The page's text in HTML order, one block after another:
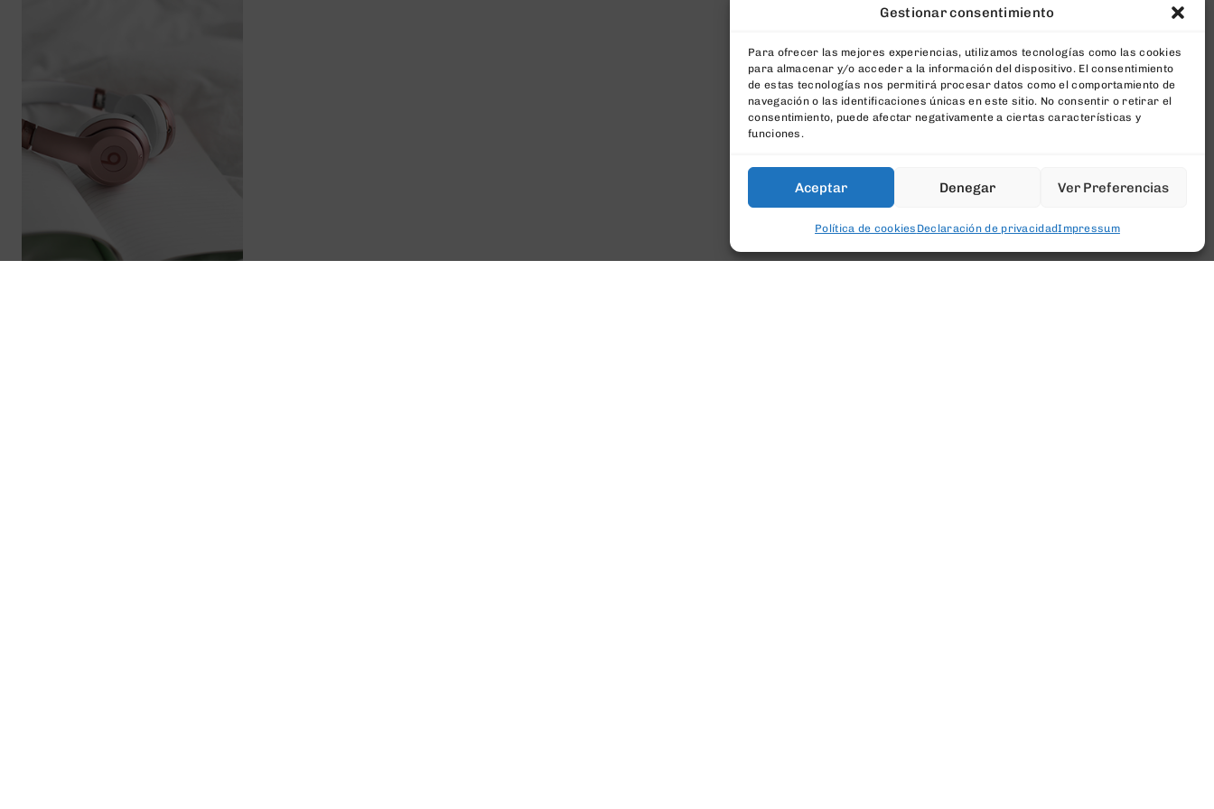
Gestionar consentimiento
Para ofrecer las mejores experiencias, utilizamos tecnologías como las cookies
para almacenar y/o acceder a la información del dispositivo. El consentimiento
de estas tecnologías nos permitirá procesar datos como el comportamiento de
navegación o las identificaciones únicas en este sitio. No consentir o retirar el
consentimiento, puede afectar negativamente a ciertas características y
funciones.
Aceptar Denegar Ver Preferencias
Política de cookies Declaración de privacidadImpressum